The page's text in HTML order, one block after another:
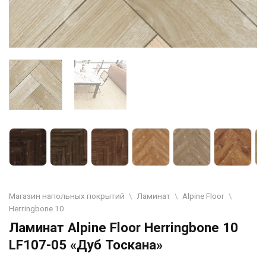
Магазин напольных покрытий \ Ламинат \ Alpine Floor \
Herringbone 10
Ламинат Alpine Floor Herringbone 10
LF107-05 «Дуб Тоскана»